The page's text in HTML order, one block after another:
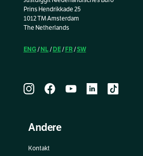
Prins Hendrikkade 25
1012 TM Amsterdam
The Netherlands
ENG / NL / DE/ FR /SW
Andere
Kontakt